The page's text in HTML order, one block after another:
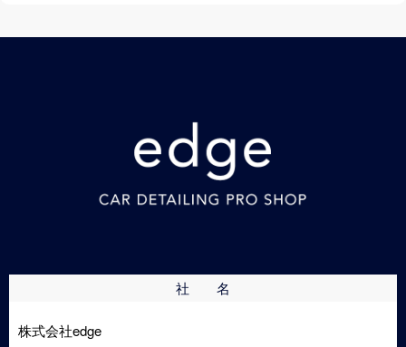
社 名
株式会社edge